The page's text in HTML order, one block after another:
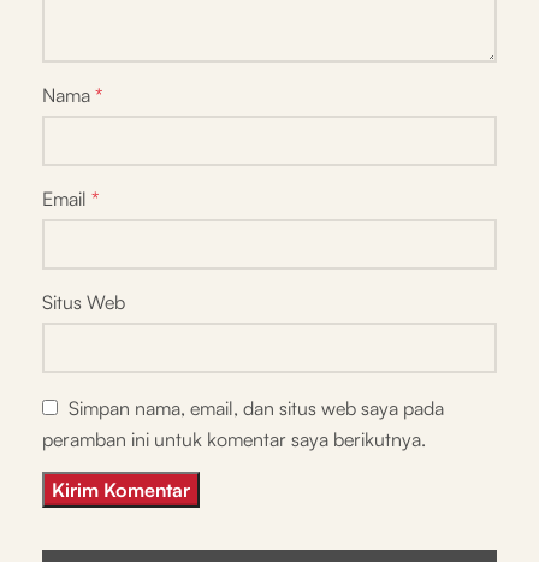
Nama *
Email *
Situs Web
Simpan nama, email, dan situs web saya pada
peramban ini untuk komentar saya berikutnya.